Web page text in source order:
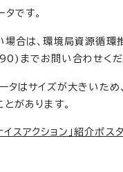
です。
場合は、環境局資源循環
でお問い合わせくだ
タはサイズが大きいため
があります。
イスアクション」紹介ポ